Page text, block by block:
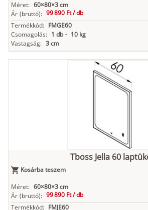
Méret: 60×80×3 cm
Ár (bruttó): 99 890 Ft /db
Termékkód: FMGE60
Csomagolás: 1 db - 10 kg
Vastagság: 3 cm
Tboss Jella 60
Kosárba teszem
Méret: 60×80×3 cm
Ár (bruttó): 99 890 Ft /db
Termékkód: FMJE60